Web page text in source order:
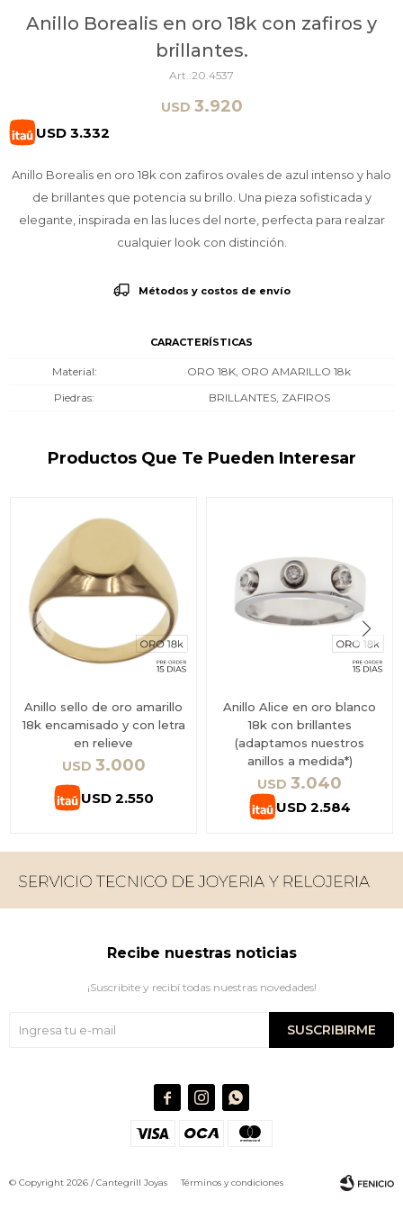
Anillo Borealis en oro 18k con zafiros y
brillantes.
20.4537
USD 3.920
USD 3.332
Anillo Borealis en oro 18k con zafiros ovales de azul intenso y halo
de brillantes que potencia su brillo. Una pieza sofisticada y
elegante, inspirada en las luces del norte, perfecta para realzar
cualquier look con distinción.
Métodos y costos de envío
CARACTERÍSTICAS
Material
ORO 18K, ORO AMARILLO 18k
Piedras
BRILLANTES, ZAFIROS
Productos Que Te Pueden Interesar
Anillo sello de oro amarillo
18k encamisado y con letra
en relieve
USD 3.000
USD 2.550
Anillo Alice en oro blanco
18k con brillantes
(adaptamos nuestros
anillos a medida*)
USD 3.040
USD 2.584
Recibe nuestras noticias
¡Suscribite y recibí todas nuestras novedades!
SUSCRIBIRME
  
© Copyright 2026 / Cantegrill JoyasTérminos y condiciones